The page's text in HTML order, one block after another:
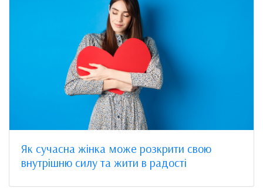
Як сучасна жінка може розкрити свою
внутрішню силу та жити в радості